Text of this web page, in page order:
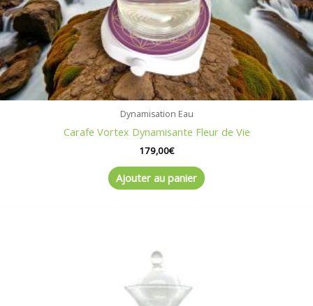
Dynamisation Eau
Carafe Vortex Dynamisante Fleur de Vie
179,00€
Ajouter au panier